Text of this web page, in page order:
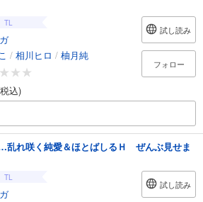
TL
/ 相川ヒロ / 柚月純
込)
試し読み
フォロー
乱れ咲く純愛＆ほとばしるＨ ぜんぶ見せま
TL
試し読み